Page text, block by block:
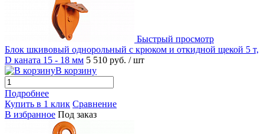
Быстрый просмотр
Блок шкивовый однорольный с крюком и откидной щекой 5 т,
D каната 15 - 18 мм 5 510 руб. / шт
В корзину
Подробнее
Купить в 1 клик Сравнение
В избранное Под заказ